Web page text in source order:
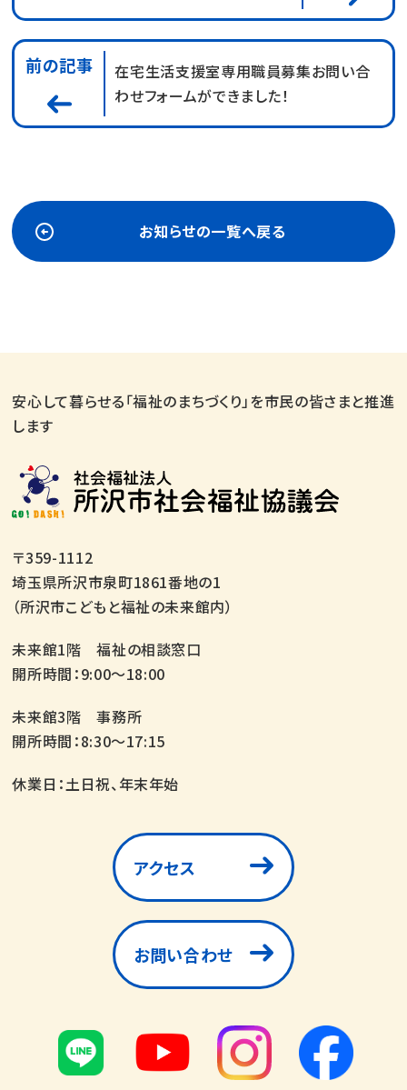
前の記事
在宅生活支援室専用職員募集お問い合
わせフォームができました！
お知らせの一覧へ戻る
安心して暮らせる「福祉のまちづくり」を市民の皆さまと推進
します
〒359-1112
埼玉県所沢市泉町1861番地の1
（所沢市こどもと福祉の未来館内）
未来館1階 福祉の相談窓口
開所時間：9:00～18:00
未来館3階 事務所
開所時間：8:30～17:15
休業日：土日祝、年末年始
アクセス
お問い合わせ